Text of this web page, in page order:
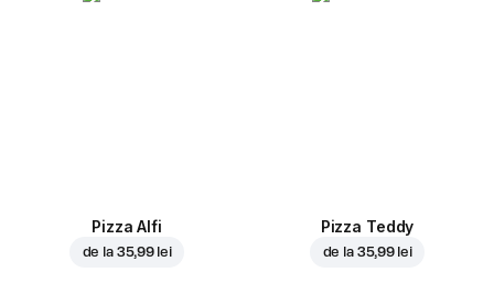
Pizza Alfi
de la 35,99 lei
Pizza Teddy
de la 35,99 lei